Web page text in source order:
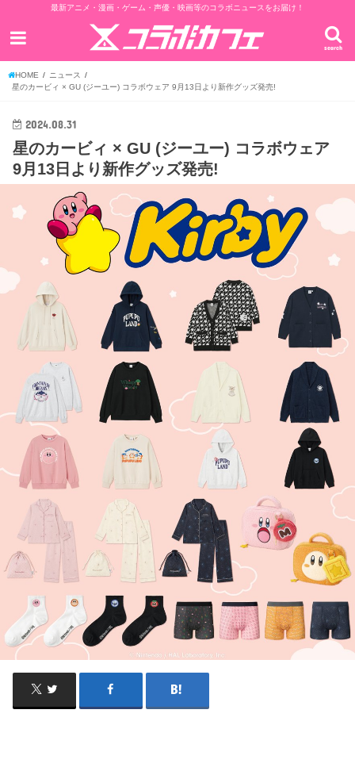
最新アニメ・漫画・ゲーム・声優・映画等のコラボニュースをお届け！
search
HOME
ニュース
星のカービィ × GU (ジーユー) コラボウェア 9月13日より新作グッズ発売!
2024.08.31
星のカービィ × GU (ジーユー) コラボウェア
9月13日より新作グッズ発売!